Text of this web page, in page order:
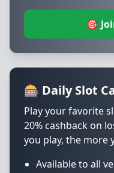
🎯
🎰 Daily Slot
Play your favorite
20% cashback on
you play, the more
Available to all